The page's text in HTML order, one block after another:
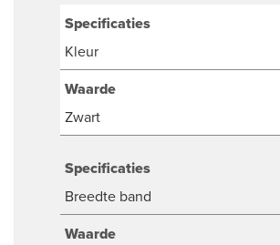
Specificaties
Kleur
Waarde
Zwart
Specificaties
Breedte band
Waarde